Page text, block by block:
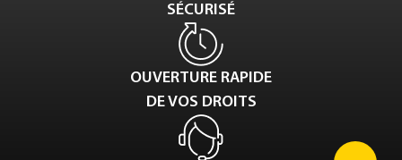
SÉCURISÉ
OUVERTURE RAPIDE
DE VOS DROITS